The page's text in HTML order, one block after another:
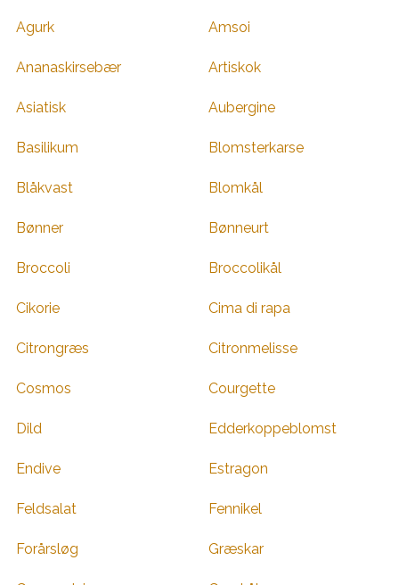
Agurk Amsoi
Ananaskirsebær Artiskok
Asiatisk Aubergine
Basilikum Blomsterkarse
Blåkvast Blomkål
Bønner Bønneurt
Broccoli Broccolikål
Cikorie Cima di rapa
Citrongræs Citronmelisse
Cosmos Courgette
Dild Edderkoppeblomst
Endive Estragon
Feldsalat Fennikel
Forårsløg Græskar